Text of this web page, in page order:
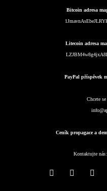
Bitcoin adresa
Litecoin adresa
PayPal příspěvek
Chcete
Ceník propagace a
Kontaktujte nás: